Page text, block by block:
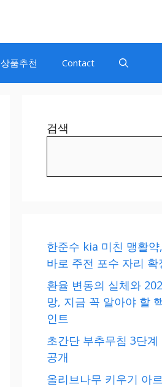
상품추천 Contact
검색
한준수 kia 미친 맹활약
바로 주전 포수 자리 확
환율 변동의 실체와
망, 지금 꼭 알아야 할
인트
초간단 부추무침 3단계
공개
올리브나무 키우기 아